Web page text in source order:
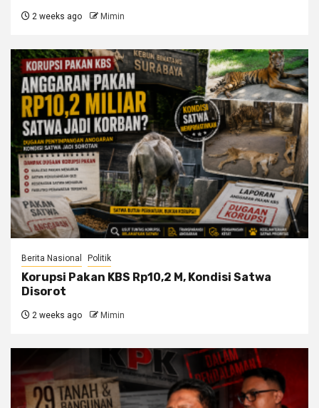
2 weeks ago Mimin
Berita Nasional Politik
Korupsi Pakan KBS Rp10,2 M, Kondisi Satwa
Disorot
2 weeks ago Mimin